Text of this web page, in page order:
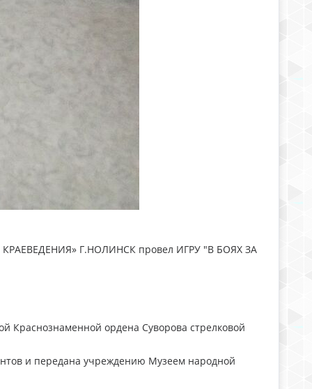
КРАЕВЕДЕНИЯ» Г.НОЛИНСК провел ИГРУ "В БОЯХ ЗА
Краснознаменной ордена Суворова стрелковой
и передана учреждению Музеем народной